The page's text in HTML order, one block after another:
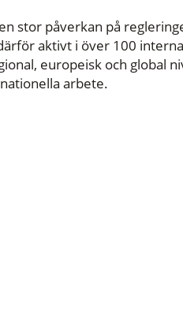
stor påverkan på
aktivt i över 100
europeisk och global
arbete.